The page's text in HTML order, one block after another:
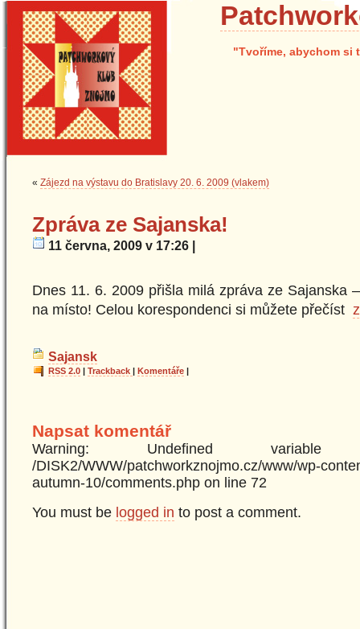
"Tvoříme, abychom si
« Zájezd na výstavu do Bratislavy 20. 6. 2009 (vlakem)
Zpráva ze Sajanska!
11 června, 2009 v 17:26 |
Dnes 11. 6. 2009 přišla milá zpráva ze Sajanska
na místo! Celou korespondenci si můžete přečíst
Sajansk
RSS 2.0 | Trackback | Komentáře |
Napsat komentář
Warning: Undefined
/DISK2/WWW/patchworkznojmo.cz/www/wp-
autumn-10/comments.php on line 72
You must be logged in to post a comment.